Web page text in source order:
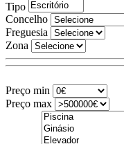
Tipo
Concelho
Freguesia
Zona
Preço min
Preço max